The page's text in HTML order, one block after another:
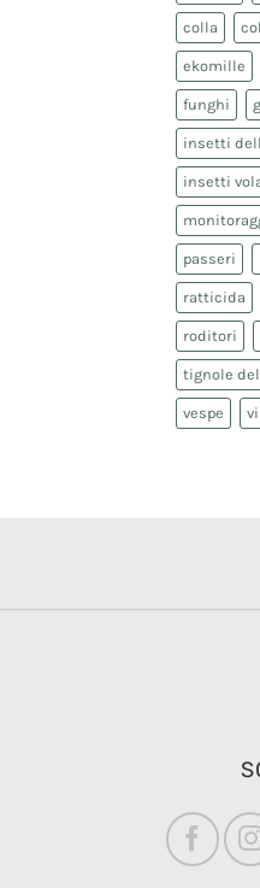
colla
ekomille
funghi
insetti
insetti
passeri
ratticida
roditori
tignole
vespe